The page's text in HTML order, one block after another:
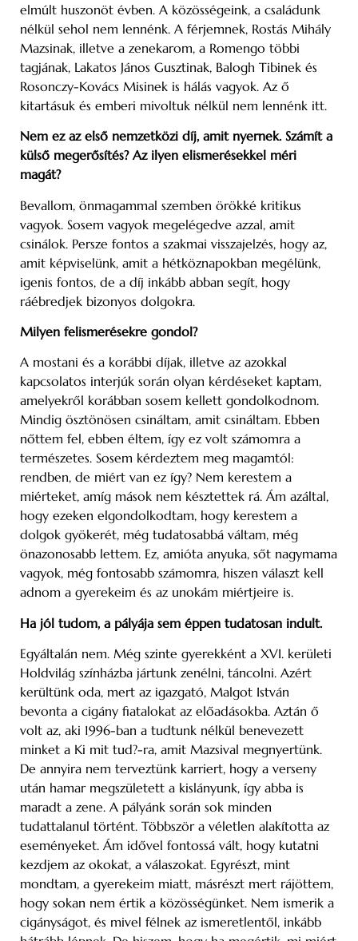
elmúlt huszonöt évben. A közösségeink, a családunk
nélkül sehol nem lennénk. A férjemnek, Rostás Mihály
Mazsinak, illetve a zenekarom, a Romengo többi
tagjának, Lakatos János Gusztinak, Balogh Tibinek és
Rosonczy-Kovács Misinek is hálás vagyok. Az ő
kitartásuk és emberi mivoltuk nélkül nem lennénk itt.
Nem ez az első nemzetközi díj, amit nyernek. Számít a
külső megerősítés? Az ilyen elismerésekkel méri
magát?
Bevallom, önmagammal szemben örökké kritikus
vagyok. Sosem vagyok megelégedve azzal, amit
csinálok. Persze fontos a szakmai visszajelzés, hogy az,
amit képviselünk, amit a hétköznapokban megélünk,
igenis fontos, de a díj inkább abban segít, hogy
ráébredjek bizonyos dolgokra.
Milyen felismerésekre gondol?
A mostani és a korábbi díjak, illetve az azokkal
kapcsolatos interjúk során olyan kérdéseket kaptam,
amelyekről korábban sosem kellett gondolkodnom.
Mindig ösztönösen csináltam, amit csináltam. Ebben
nőttem fel, ebben éltem, így ez volt számomra a
természetes. Sosem kérdeztem meg magamtól:
rendben, de miért van ez így? Nem kerestem a
miérteket, amíg mások nem késztettek rá. Ám azáltal,
hogy ezeken elgondolkodtam, hogy kerestem a
dolgok gyökerét, még tudatosabbá váltam, még
önazonosabb lettem. Ez, amióta anyuka, sőt nagymama
vagyok, még fontosabb számomra, hiszen választ kell
adnom a gyerekeim és az unokám miértjeire is.
Ha jól tudom, a pályája sem éppen tudatosan indult.
Egyáltalán nem. Még szinte gyerekként a XVI. kerületi
Holdvilág színházba jártunk zenélni, táncolni. Azért
kerültünk oda, mert az igazgató, Malgot István
bevonta a cigány fiatalokat az előadásokba. Aztán ő
volt az, aki 1996-ban a tudtunk nélkül benevezett
minket a Ki mit tud?-ra, amit Mazsival megnyertünk.
De annyira nem terveztünk karriert, hogy a verseny
után hamar megszületett a kislányunk, így abba is
maradt a zene. A pályánk során sok minden
tudattalanul történt. Többször a véletlen alakította az
eseményeket. Ám idővel fontossá vált, hogy kutatni
kezdjem az okokat, a válaszokat. Egyrészt, mint
mondtam, a gyerekeim miatt, másrészt mert rájöttem,
hogy sokan nem értik a közösségünket. Nem ismerik a
cigányságot, és mivel félnek az ismeretlentől, inkább